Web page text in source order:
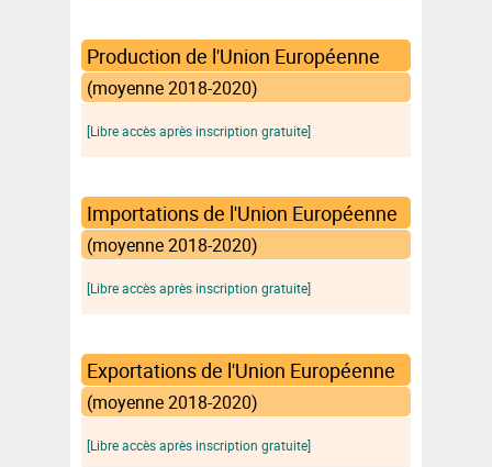
Production de l'Union Européenne
(moyenne 2018-2020)
[Libre accès après inscription gratuite]
Importations de l'Union Européenne
(moyenne 2018-2020)
[Libre accès après inscription gratuite]
Exportations de l'Union Européenne
(moyenne 2018-2020)
[Libre accès après inscription gratuite]